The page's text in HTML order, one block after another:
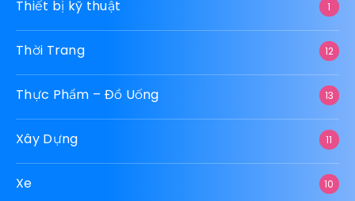
Thiết bị kỹ thuật 1
Thời Trang 12
Thực Phẩm – Đồ Uống 13
Xây Dựng 11
Xe 10